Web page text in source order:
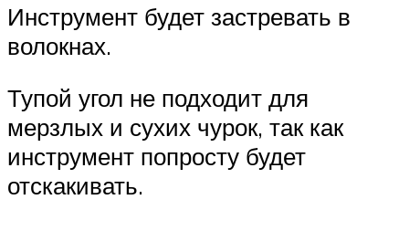
Инструмент будет застревать в
волокнах.
Тупой угол не подходит для
мерзлых и сухих чурок, так как
инструмент попросту будет
отскакивать.